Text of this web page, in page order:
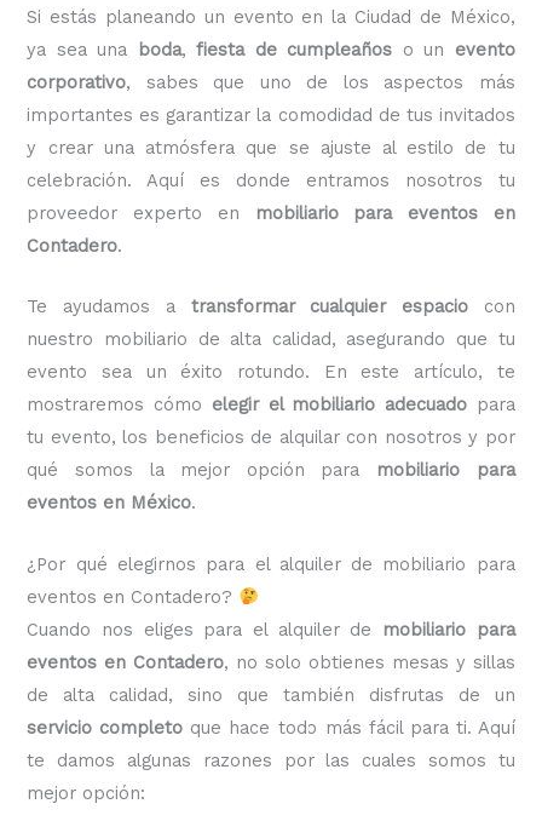
Si estás planeando un evento en la Ciudad de México,
ya sea una
boda,fiesta de cumpleaños o un evento
corporativo, sabes que uno de los aspectos más
importantes es garantizar la comodidad de tus invitados
y crear una atmósfera que se ajuste al estilo de tu
celebración. Aquí es donde entramos nosotros tu
proveedor experto en
mobiliario para eventos en
Contadero.
Te ayudamos a transformar cualquier espaciocon
nuestro mobiliario de alta calidad, asegurando que tu
evento sea un éxito rotundo. En este artículo, te
mostraremos cómo elegir el mobiliario adecuadopara
tu evento, los beneficios de alquilar con nosotros y por
qué somos la mejor opción para
mobiliario para
eventos en México.
¿Por qué elegirnos para el alquiler de mobiliario para
eventos en Contadero?
Cuando nos eliges para el alquiler de
mobiliario para
eventos en Contadero, no solo obtienes mesas y sillas
de alta calidad, sino que también disfrutas de un
servicio completo que hace todo más fácil para ti. Aquí
te damos algunas razones por las cuales somos tu
mejor opción: